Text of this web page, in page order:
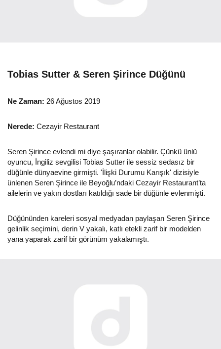
Tobias Sutter & Seren Şirince Düğünü
Ne Zaman: 26 Ağustos 2019
Nerede: Cezayir Restaurant
Seren Şirince evlendi mi diye şaşıranlar olabilir. Çünkü ünlü
oyuncu, İngiliz sevgilisi Tobias Sutter ile sessiz sedasız bir
düğünle dünyaevine girmişti. 'İlişki Durumu Karışık' dizisiyle
ünlenen Seren Şirince ile Beyoğlu’ndaki Cezayir Restaurant’ta
ailelerin ve yakın dostları katıldığı sade bir düğünle evlenmişti.
Düğününden kareleri sosyal medyadan paylaşan Seren Şirince
gelinlik seçimini, derin V yakalı, katlı etekli zarif bir modelden
yana yaparak zarif bir görünüm yakalamıştı.